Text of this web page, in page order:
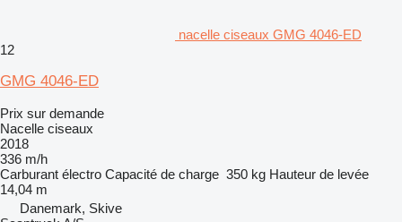
nacelle ciseaux GMG 4046-ED
12
GMG 4046-ED
Prix sur demande
Nacelle ciseaux
2018
336 m/h
Carburant électro Capacité de charge 350 kg Hauteur de levée
14,04 m
Danemark, Skive